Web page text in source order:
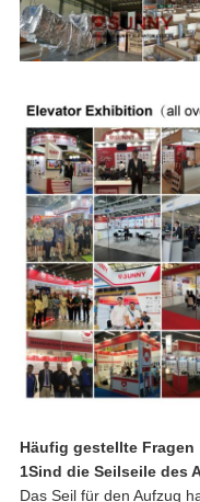
Häufig gestellte Fragen
1Sind die Seilseile des
Das Seil für den Aufzug